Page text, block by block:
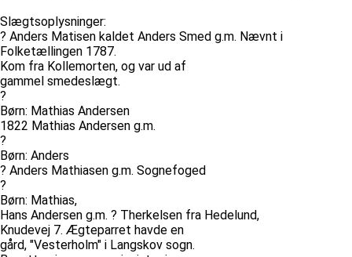
Slægtsoplysninger:
? Anders Matisen kaldet Anders Smed g.m. Nævnt i
Folketællingen 1787.
Kom fra Kollemorten, og var ud af
gammel smedeslægt.
?
Børn: Mathias Andersen
1822 Mathias Andersen g.m.
?
Børn: Anders
? Anders Mathiasen g.m. Sognefoged
?
Børn: Mathias,
Hans Andersen g.m. ? Therkelsen fra Hedelund,
Knudevej 7. Ægteparret havde en
gård, "Vesterholm" i Langskov sogn.